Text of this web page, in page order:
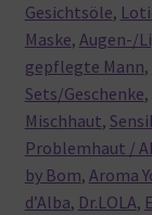
Gesichtsöle,
Maske, Augen-/
gepflegte Mann,
Sets/Geschenke
Mischhaut,
Problemhaut /
by Bom, Aroma
d’Alba, Dr.LOLA,